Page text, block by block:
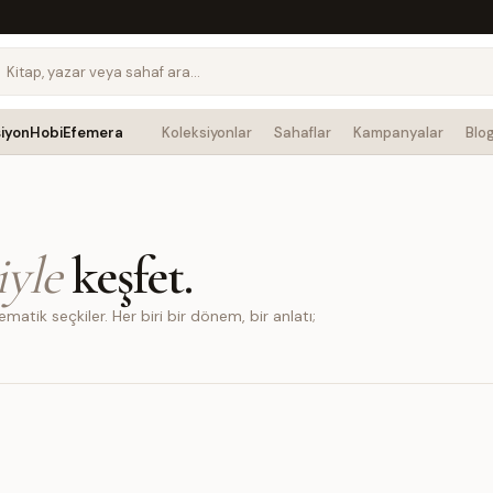
HobiEfemera Koleksiyonlar Sahaflar Kampanyalar
keşfet.
seçkiler. Her biri bir dönem, bir anlatı;
Galileo'nun teleskobundan uzay